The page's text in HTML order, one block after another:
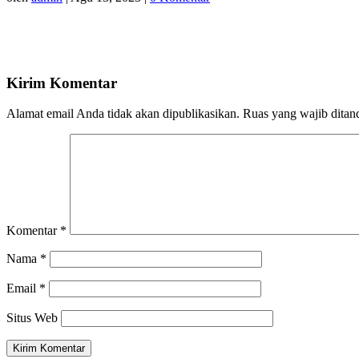
Kirim Komentar
Alamat email Anda tidak akan dipublikasikan. Ruas yang wajib
Komentar *
Nama *
Email *
Situs Web